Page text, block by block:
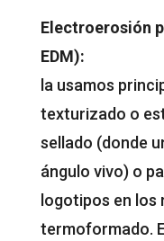
Electroerosión
EDM):
la usamos
texturizado o
sellado (donde
ángulo vivo) o
logotipos en los
termoformado.